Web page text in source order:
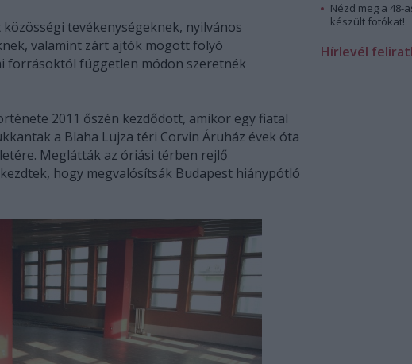
tevékenységeknek, nyilvános
valamint zárt ajtók mögött folyó
forrásoktól független módon szeretnék
2011 őszén kezdődött, amikor egy fiatal
a Blaha Lujza téri Corvin Áruház évek óta
Meglátták az óriási térben rejlő
hogy megvalósítsák Budapest hiánypótló
Nézd meg a 48-
készült fotókat!
Hírlevél